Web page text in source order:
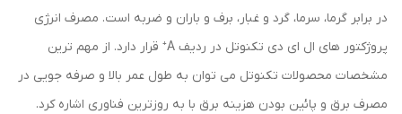
در برابر گرما، سرما، گرد و غبار، برف و باران و ضربه است. مصرف انرژی
پروژکتور های ال ای دی تکنوتل در ردیف A⁺ قرار دارد. از مهم ترین
مشخصات محصولات تکنوتل می توان به طول عمر بالا و صرفه جویی در
مصرف برق و پائین بودن هزینه برق با به روزترین فناوری اشاره کرد.